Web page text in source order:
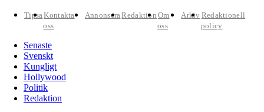
TipsaKontakta
oss
AnnonseraRedaktion Om
oss
Arkiv Redaktionell
policy
Senaste
Svenskt
Kungligt
Hollywood
Politik
Redaktion